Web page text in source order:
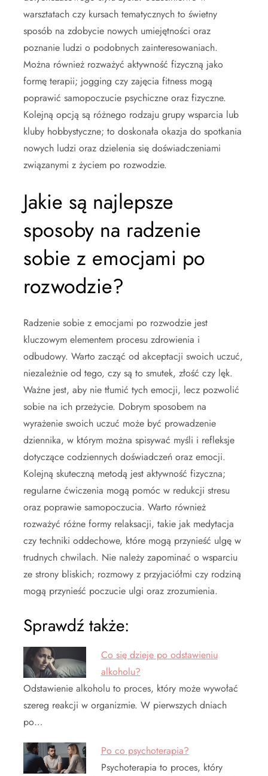
warsztatach czy kursach tematycznych to świetny
sposób na zdobycie nowych umiejętności oraz
poznanie ludzi o podobnych zainteresowaniach.
Można również rozważyć aktywność fizyczną jako
formę terapii; jogging czy zajęcia fitness mogą
poprawić samopoczucie psychiczne oraz fizyczne.
Kolejną opcją są różnego rodzaju grupy wsparcia lub
kluby hobbystyczne; to doskonała okazja do spotkania
nowych ludzi oraz dzielenia się doświadczeniami
związanymi z życiem po rozwodzie.
Jakie są najlepsze
sposoby na radzenie
sobie z emocjami po
rozwodzie?
Radzenie sobie z emocjami po rozwodzie jest
kluczowym elementem procesu zdrowienia i
odbudowy. Warto zacząć od akceptacji swoich uczuć,
niezależnie od tego, czy są to smutek, złość czy lęk.
Ważne jest, aby nie tłumić tych emocji, lecz pozwolić
sobie na ich przeżycie. Dobrym sposobem na
wyrażenie swoich uczuć może być prowadzenie
dziennika, w którym można spisywać myśli i refleksje
dotyczące codziennych doświadczeń oraz emocji.
Kolejną skuteczną metodą jest aktywność fizyczna;
regularne ćwiczenia mogą pomóc w redukcji stresu
oraz poprawie samopoczucia. Warto również
rozważyć różne formy relaksacji, takie jak medytacja
czy techniki oddechowe, które mogą przynieść ulgę w
trudnych chwilach. Nie należy zapominać o wsparciu
ze strony bliskich; rozmowy z przyjaciółmi czy rodziną
mogą przynieść poczucie ulgi oraz zrozumienia.
Sprawdź także:
Co się dzieje po odstawieniu
alkoholu?
Odstawienie alkoholu to proces, który może wywołać
szereg reakcji w organizmie. W pierwszych dniach
po…
Po co psychoterapia?
Psychoterapia to proces, który